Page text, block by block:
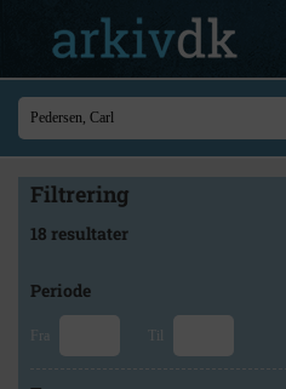
Filtrering
18 resultater
Periode
Fra Til